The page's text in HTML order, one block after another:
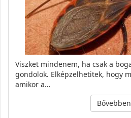
Viszket mindenem, ha csak a
gondolok. Elképzelhetitek, hogy
amikor a…
Bővebben